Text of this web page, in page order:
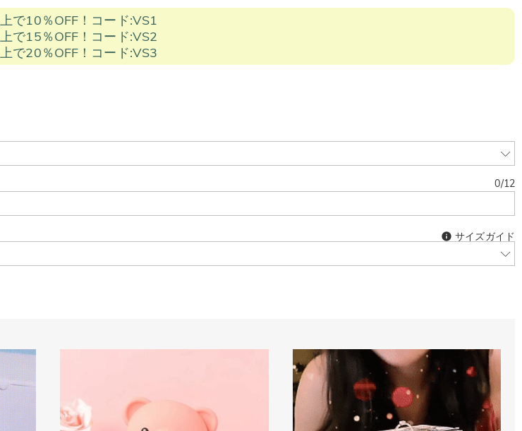
で10％OFF！コード:VS1
で15％OFF！コード:VS2
で20％OFF！コード:VS3
0/12
サイズガイド